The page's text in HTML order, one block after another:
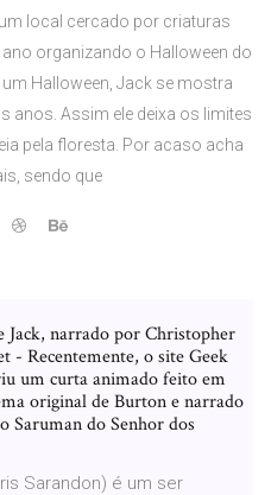
local cercado por criaturas
organizando o Halloween do
Halloween, Jack se mostra
anos. Assim ele deixa os limites
pela floresta. Por acaso acha
sendo que
Jack, narrado por Christopher
- Recentemente, o site Geek
um curta animado feito em
original de Burton e narrado
Saruman do Senhor dos
Sarandon) é um ser